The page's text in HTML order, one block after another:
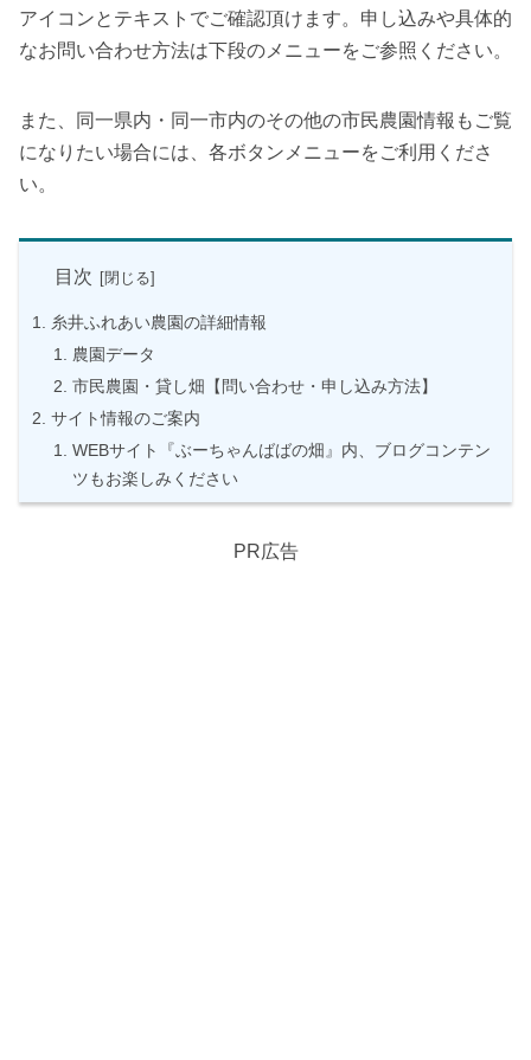
アイコンとテキストでご確認頂けます。申し込みや具体的
なお問い合わせ方法は下段のメニューをご参照ください。
また、同一県内・同一市内のその他の市民農園情報もご覧
になりたい場合には、各ボタンメニューをご利用くださ
い。
目次
糸井ふれあい農園の詳細情報
農園データ
市民農園・貸し畑【問い合わせ・申し込み方法】
サイト情報のご案内
WEBサイト『ぶーちゃんばばの畑』内、ブログコンテン
ツもお楽しみください
PR広告